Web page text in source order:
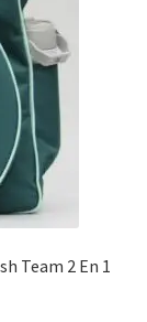
Team 2 En 1